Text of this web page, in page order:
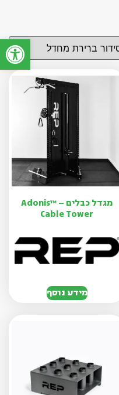
מגדל כבלים Adonis™ –
Cable Tower
מידע נוסף